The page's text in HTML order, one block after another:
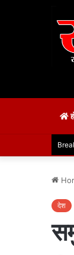
देश